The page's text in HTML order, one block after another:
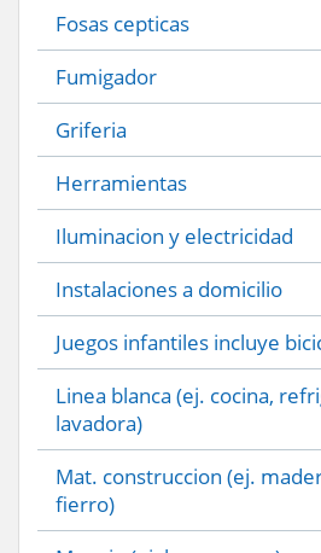
Fosas cepticas
Fumigador
Griferia
Herramientas
Iluminacion y electricidad
Instalaciones a domicilio
Juegos infantiles incluye
Linea blanca (ej. cocina,
lavadora)
Mat. construccion (ej.
fierro)